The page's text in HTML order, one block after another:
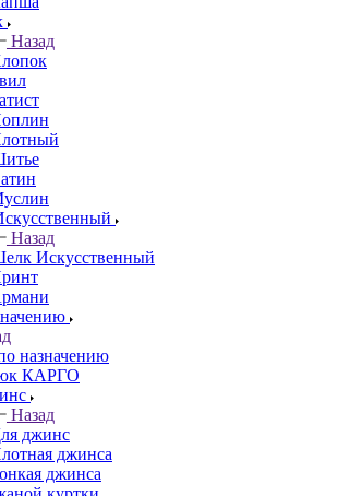
Назад
Назад
Искусственный
назначению
КАРГО
Назад
джинс
джинса
джинса